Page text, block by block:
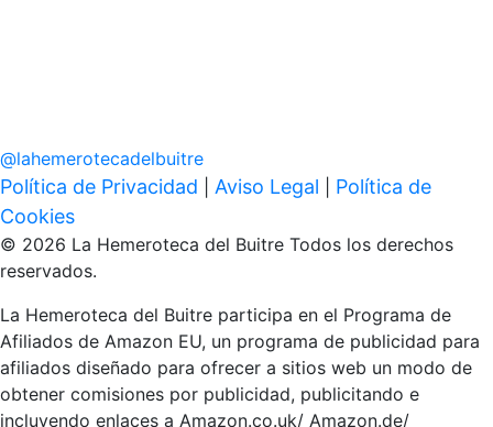
@lahemerotecadelbuitre
Política de Privacidad Aviso Legal
Política de
Cookies
© 2026 La Hemeroteca del Buitre Todos los derechos
reservados.
La Hemeroteca del Buitre participa en el Programa de
Afiliados de Amazon EU, un programa de publicidad para
afiliados diseñado para ofrecer a sitios web un modo de
obtener comisiones por publicidad, publicitando e
incluyendo enlaces a Amazon.co.uk/ Amazon.de/